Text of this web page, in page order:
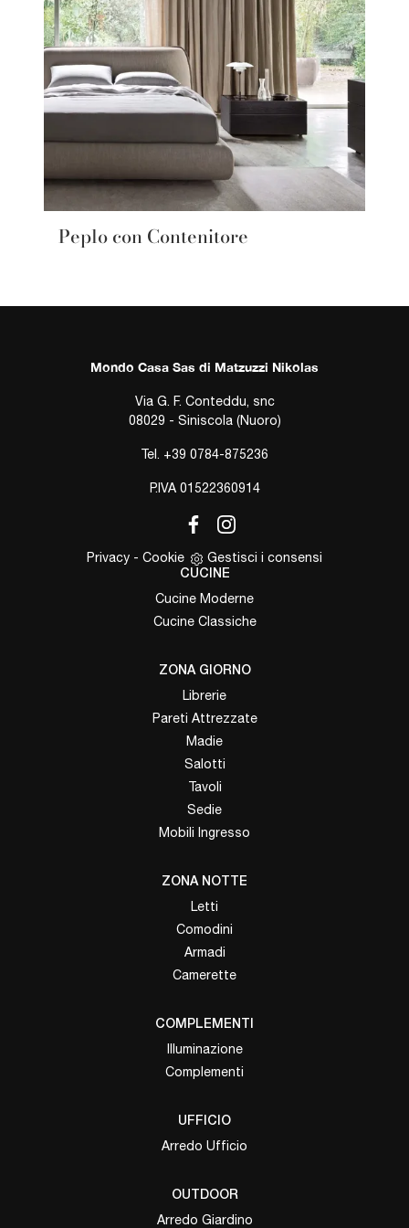
Peplo con Contenitore
Mondo Casa Sas di Matzuzzi Nikolas
Via G. F. Conteddu, snc
08029 - Siniscola (Nuoro)
Tel. +39 0784-875236
P.IVA 01522360914
Privacy - Cookie Gestisci i consensi
CUCINE
Cucine Moderne
Cucine Classiche
ZONA GIORNO
Librerie
Pareti Attrezzate
Madie
Salotti
Tavoli
Sedie
Mobili Ingresso
ZONA NOTTE
Letti
Comodini
Armadi
Camerette
COMPLEMENTI
Illuminazione
Complementi
UFFICIO
Arredo Ufficio
OUTDOOR
Arredo Giardino